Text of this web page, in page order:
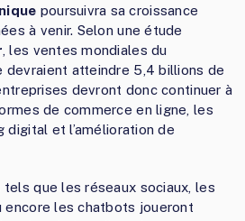
poursuivra sa croissance
à venir. Selon une étude
, les ventes mondiales du
devraient atteindre 5,4 billions de
devront donc continuer à
de commerce en ligne, les
et l’amélioration de
tels que les réseaux sociaux, les
encore les chatbots joueront